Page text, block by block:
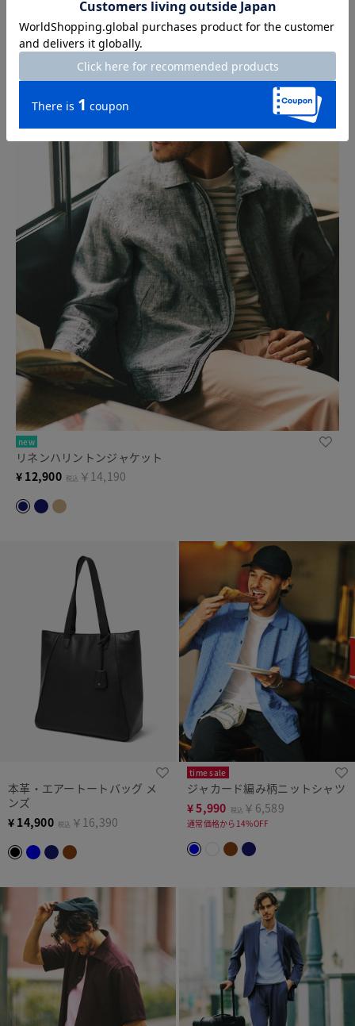
new
リネンハリントンジャケット
¥ 12,900 税込 ￥14,190
本革・エアートートバッグ メ
ンズ
¥ 14,900 税込 ￥16,390
time sale
ジャカード編み柄ニットシャツ
¥5,990 税込 ￥6,589
通常価格から14%OFF